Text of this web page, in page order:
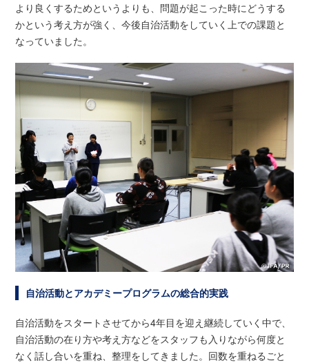
より良くするためというよりも、問題が起こった時にどうする
かという考え方が強く、今後自治活動をしていく上での課題と
なっていました。
自治活動とアカデミープログラムの総合的実践
自治活動をスタートさせてから4年目を迎え継続していく中で、
自治活動の在り方や考え方などをスタッフも入りながら何度と
なく話し合いを重ね、整理をしてきました。回数を重ねるごと